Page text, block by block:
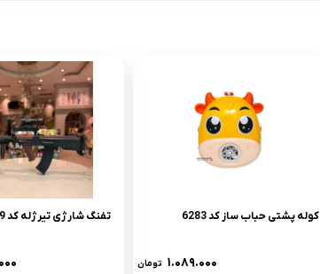
کوله پشتی حباب ساز کد 6283
۱.۰۸۹.۰۰۰ تومان
تفنگ شارژی تیرژله کد 5569